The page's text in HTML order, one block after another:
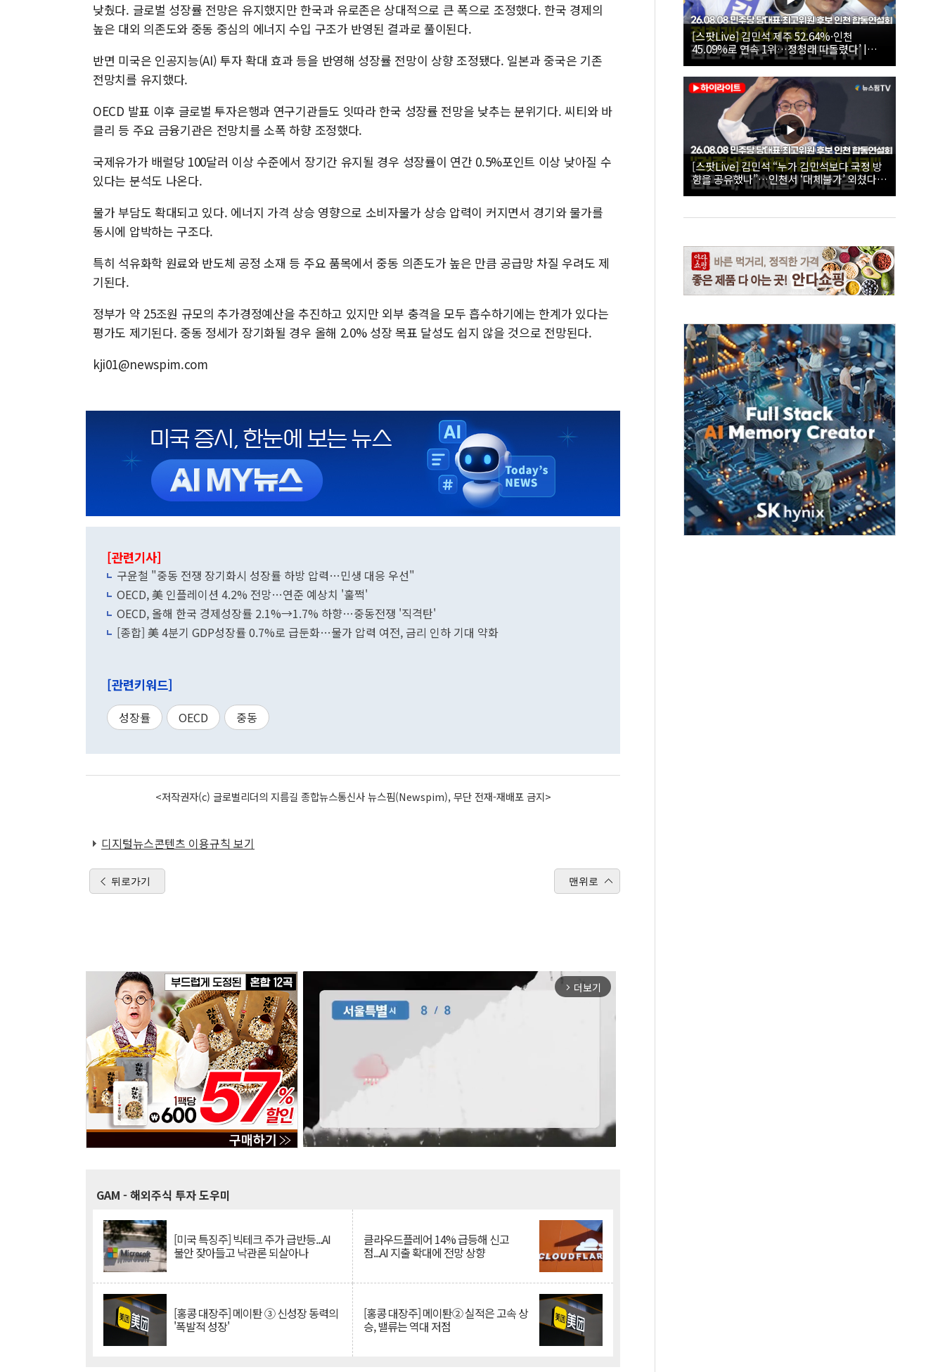
낮췄다. 글로벌 성장률 전망은 유지했지만 한국과 유로존은 상대적으로 큰 폭으로 조정했다. 한국 경제의
높은 대외 의존도와 중동 중심의 에너지 수입 구조가 반영된 결과로 풀이된다.
반면 미국은 인공지능(AI) 투자 확대 효과 등을 반영해 성장률 전망이 상향 조정됐다. 일본과 중국은 기존
전망치를 유지했다.
OECD 발표 이후 글로벌 투자은행과 연구기관들도 잇따라 한국 성장률 전망을 낮추는 분위기다. 씨티와 바
클리 등 주요 금융기관은 전망치를 소폭 하향 조정했다.
국제유가가 배럴당 100달러 이상 수준에서 장기간 유지될 경우 성장률이 연간 0.5%포인트 이상 낮아질 수
있다는 분석도 나온다.
물가 부담도 확대되고 있다. 에너지 가격 상승 영향으로 소비자물가 상승 압력이 커지면서 경기와 물가를
동시에 압박하는 구조다.
특히 석유화학 원료와 반도체 공정 소재 등 주요 품목에서 중동 의존도가 높은 만큼 공급망 차질 우려도 제
기된다.
정부가 약 25조원 규모의 추가경정예산을 추진하고 있지만 외부 충격을 모두 흡수하기에는 한계가 있다는
평가도 제기된다. 중동 정세가 장기화될 경우 올해 2.0% 성장 목표 달성도 쉽지 않을 것으로 전망된다.
kji01@newspim.com
[관련기사]
구윤철 "중동 전쟁 장기화시 성장률 하방 압력…민생 대응 우선"
OECD, 美 인플레이션 4.2% 전망…연준 예상치 '훌쩍'
OECD, 올해 한국 경제성장률 2.1%→1.7% 하향…중동전쟁 '직격탄'
[종합] 美 4분기 GDP성장률 0.7%로 급둔화…물가 압력 여전, 금리 인하 기대 약화
[관련키워드]
성장률 OECD 중동
<저작권자(c) 글로벌리더의 지름길 종합뉴스통신사 뉴스핌(Newspim), 무단 전재-재배포 금지>
디지털뉴스콘텐츠 이용규칙 보기
뒤로가기 맨위로
arrow_forward_ios 더보기
GAM - 해외주식 투자 도우미
[미국 특징주] 빅테크 주가 급반등...AI
불안 잦아들고 낙관론 되살아나
클라우드플레어 14% 급등해 신고
점...AI 지출 확대에 전망 상향
[홍콩 대장주] 메이퇀 ③ 신성장 동력의
'폭발적 성장'
[홍콩 대장주] 메이퇀② 실적은 고속 상
승, 밸류는 역대 저점
[스팟Live] 김민석 제주 52.64%·인천
45.09%로 연속 1위…정청래 따돌렸다’ |
26.08.08 더불어민주당 당대표·최고위원 후
보 인천 합동연설회
[스팟Live] 김민석 “누가 김민석보다 국정 방
향을 공유했나”…인천서 ‘대체불가’ 외쳤다 |
26.08.08 더불어민주당 당대표·최고위원 후